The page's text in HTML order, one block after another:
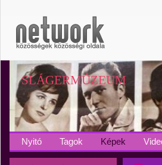
SLÁGERMÚZEUM
Nyitó Tagok Képek